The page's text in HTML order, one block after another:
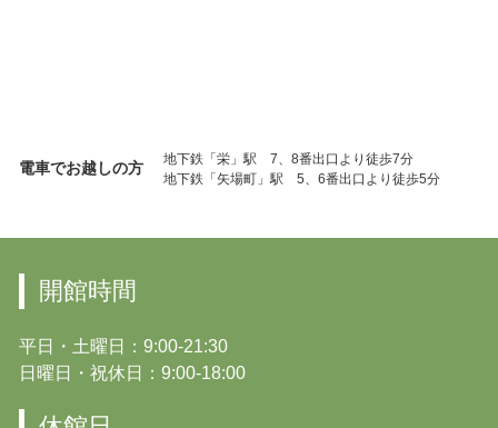
電車でお越しの方
地下鉄「栄」駅 7、8番出口より徒歩7分
地下鉄「矢場町」駅 5、6番出口より徒歩5分
開館時間
平日・土曜日：9:00-21:30
日曜日・祝休日：9:00-18:00